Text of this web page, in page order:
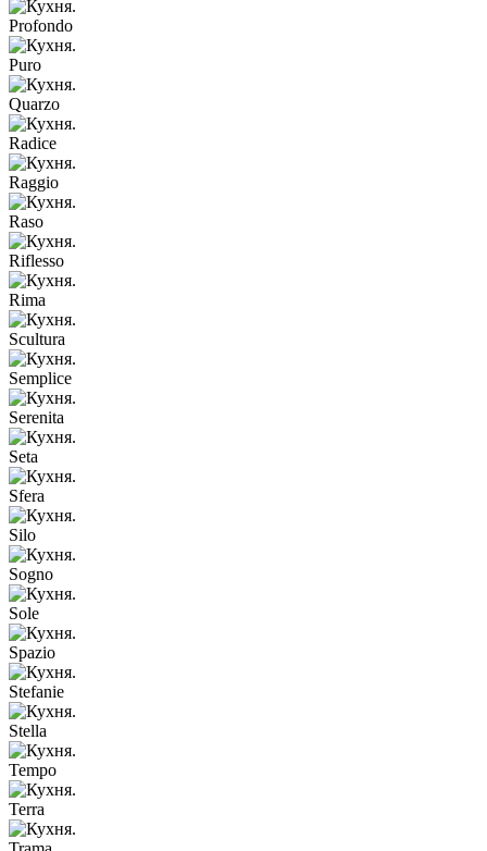
Profondo
Puro
Quarzo
Radice
Raggio
Raso
Riflesso
Rima
Scultura
Semplice
Serenita
Seta
Sfera
Silo
Sogno
Sole
Spazio
Stefanie
Stella
Tempo
Terra